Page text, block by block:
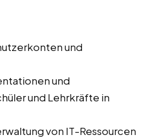
und
und
und Lehrkräfte in
von IT-Ressourcen